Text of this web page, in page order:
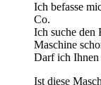
Ich befasse
Co.
Ich suche den
Maschine
Darf ich Ihnen
Ist diese